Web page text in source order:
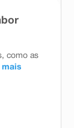
como as
mais